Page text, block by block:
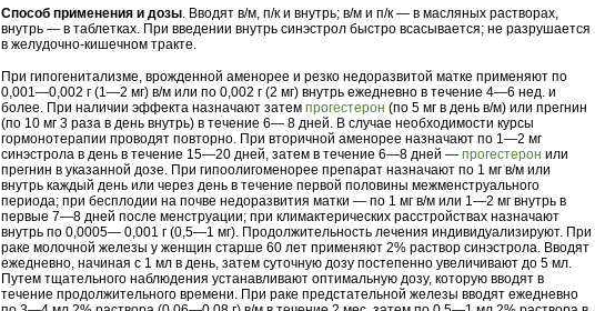
Способ применения и дозы. Вводят в/м, п/к и внутрь; в/м и п/к — в масляных растворах,
внутрь — в таблетках. При введении внутрь синэстрол быстро всасывается; не разрушается
в желудочно-кишечном тракте.
При гипогенитализме, врожденной аменорее и резко недоразвитой матке применяют по
0,001—0,002 г (1—2 мг) в/м или по 0,002 г (2 мг) внутрь ежедневно в течение 4—6 нед. и
более. При наличии эффекта назначают затем прогестерон (по 5 мг в день в/м) или прегнин
(по 10 мг 3 раза в день внутрь) в течение 6— 8 дней. В случае необходимости курсы
гормонотерапии проводят повторно. При вторичной аменорее назначают по 1—2 мг
синэстрола в день в течение 15—20 дней, затем в течение 6—8 дней — прогестерон или
прегнин в указанной дозе. При гипоолигоменорее препарат назначают по 1 мг в/м или
внутрь каждый день или через день в течение первой половины межменструального
периода; при бесплодии на почве недоразвития матки — по 1 мг в/м или 1—2 мг внутрь в
первые 7—8 дней после менструации; при климактерических расстройствах назначают
внутрь по 0,0005— 0,001 г (0,5—1 мг). Продолжительность лечения индивидуализируют. При
раке молочной железы у женщин старше 60 лет применяют 2% раствор синэстрола. Вводят
ежедневно, начиная с 1 мл в день, затем суточную дозу постепенно увеличивают до 5 мл.
Путем тщательного наблюдения устанавливают оптимальную дозу, которую вводят в
течение продолжительного времени. При раке предстательной железы вводят ежедневно